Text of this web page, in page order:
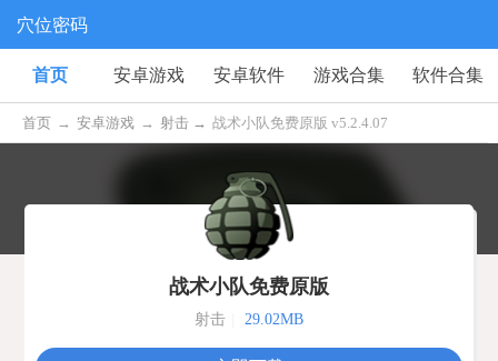
穴位密码
首页 安卓游戏 安卓软件 游戏合集 软件合集
首页 → 安卓游戏 → 射击 → 战术小队免费原版 v5.2.4.07
战术小队免费原版
射击 29.02MB